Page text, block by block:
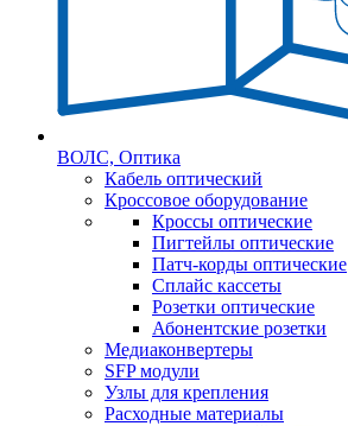
ВОЛС, Оптика
Кабель оптический
Кроссовое оборудование
Кроссы оптические
Пигтейлы оптические
Патч-корды оптические
Сплайс кассеты
Розетки оптические
Абонентские розетки
Медиаконвертеры
SFP модули
Узлы для крепления
Расходные материалы